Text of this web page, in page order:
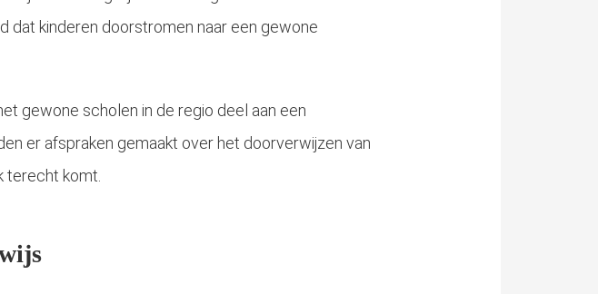
dat kinderen doorstromen naar een gewone
gewone scholen in de regio deel aan een
er afspraken gemaakt over het doorverwijzen van
terecht komt.